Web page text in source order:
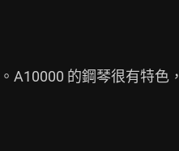
A10000 的鋼琴很有特色，